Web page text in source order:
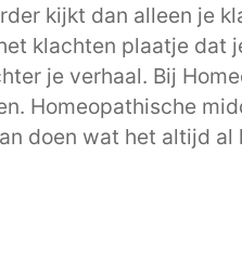
kijkt dan alleen je
klachten plaatje dat
je verhaal. Bij
Homeopathische
doen wat het altijd al